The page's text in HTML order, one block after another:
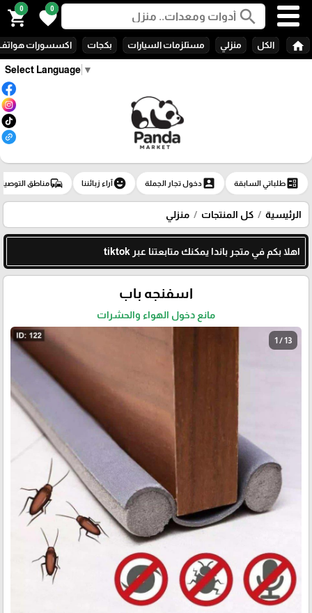
Select Language ▼
search
0
favorite
0
shopping_cart
home الكل منزلي مستلزمات السيارات بكجات اكسسورات
ballotطلباتي السابقة account_boxدخول تجار الجملة emoji_emotionsآراء زبائننا commuteمناطق
الرئيسية كل المنتجات منزلي
اهلا بكم في متجر باندا يمكنك متابعتنا عبر tiktok
اسفنجه باب
مانع دخول الهواء والحشرات
1 / 13